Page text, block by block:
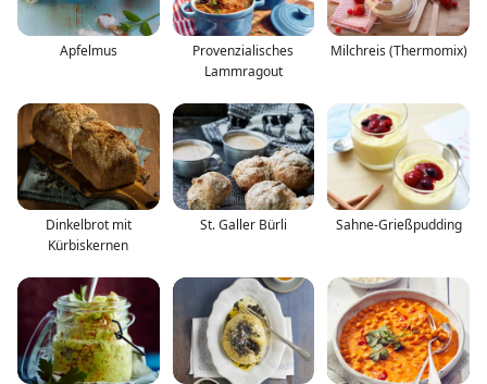
Apfelmus
Provenzialisches
Lammragout
Milchreis (Thermomix)
Dinkelbrot mit
Kürbiskernen
St. Galler Bürli Sahne-Grießpudding